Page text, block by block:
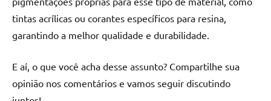
tintas acrílicas ou corantes específicos para resina,
garantindo a melhor qualidade e durabilidade.
E aí, o que você acha desse assunto? Compartilhe sua
opinião nos comentários e vamos seguir discutindo